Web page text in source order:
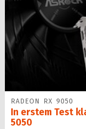
RADEON RX 9050
In erstem Test
5050